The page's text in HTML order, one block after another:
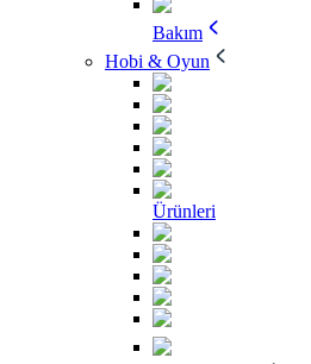
Bakım
Hobi & Oyun
Ürünleri